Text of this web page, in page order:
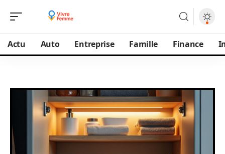
Actu Auto Entreprise Famille Finance